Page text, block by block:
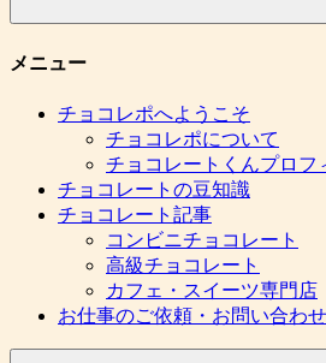
メニュー
チョコレポへようこそ
チョコレポについて
チョコレートくんプロフ
チョコレートの豆知識
チョコレート記事
コンビニチョコレート
高級チョコレート
カフェ・スイーツ専門店
お仕事のご依頼・お問い合わ